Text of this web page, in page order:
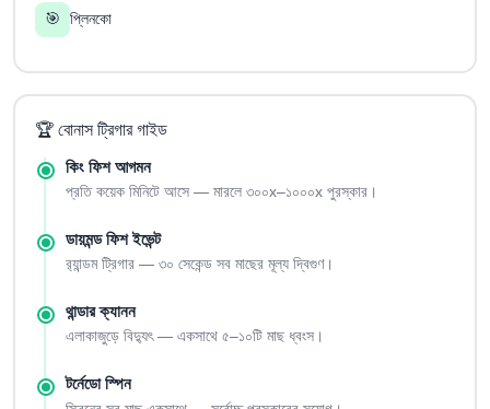
🎯 প্লিনকো
🏆 বোনাস ট্রিগার গাইড
কিং ফিশ আগমন
প্রতি কয়েক মিনিটে আসে — মারলে ৩০০x–১০০০x পুরস্কার।
ডায়মন্ড ফিশ ইভেন্ট
র‍্যান্ডম ট্রিগার — ৩০ সেকেন্ড সব মাছের মূল্য দ্বিগুণ।
থান্ডার ক্যানন
এলাকাজুড়ে বিদ্যুৎ — একসাথে ৫–১০টি মাছ ধ্বংস।
টর্নেডো স্পিন